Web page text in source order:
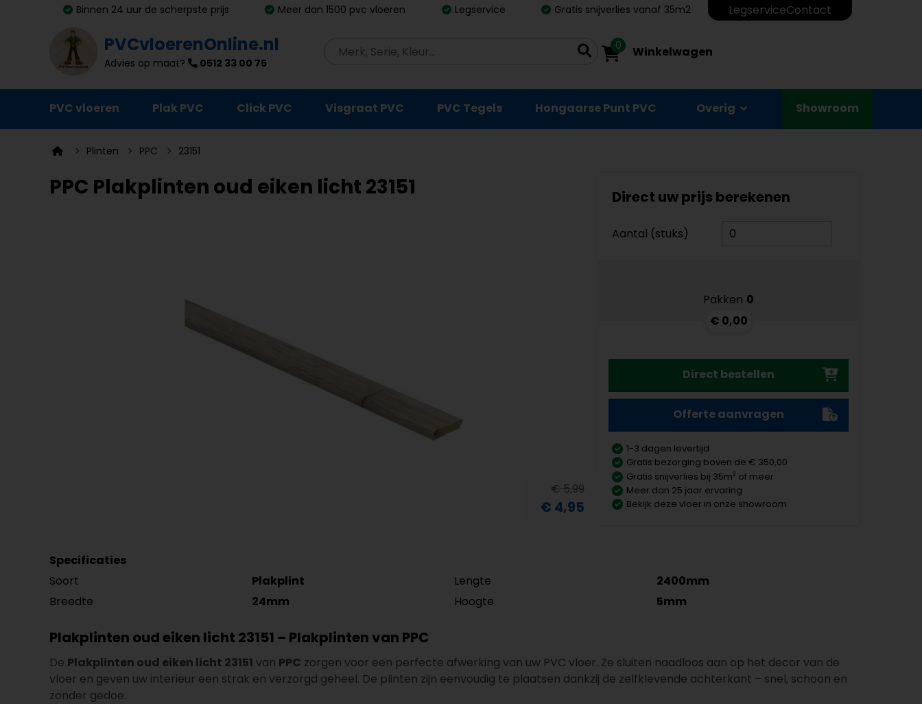
Binnen 24 uur de scherpste prijs Meer dan 1500 pvc vloeren Legservice Gratis snijverlies vanaf 35m2 LegserviceContact
PVCvloerenOnline.nl
Advies op maat? 0512 33 00 75
0 Winkelwagen
PVC vloeren Plak PVC Click PVC Visgraat PVC PVC Tegels Hongaarse Punt PVC Overig
Ondervloeren
Plinten
Showroom
Plinten PPC 23151
PPC Plakplinten oud eiken licht 23151
€ 5,99
€ 4,95
Direct uw prijs berekenen
Aantal (stuks)
Pakken 0
€ 0,00
Direct bestellen
Offerte aanvragen
1-3 dagen levertijd
Gratis bezorging boven de € 350,00
Gratis snijverlies bij 35m2 of meer
Meer dan 25 jaar ervaring
Bekijk deze vloer in onze showroom
Specificaties
Soort
Plakplint Lengte
2400mm
Breedte
24mm Hoogte 5mm
Plakplinten oud eiken licht 23151 – Plakplinten van PPC
De Plakplinten oud eiken licht 23151 van PPC zorgen voor een perfecte afwerking van uw PVC vloer. Ze sluiten naadloos aan op het decor van de
vloer en geven uw interieur een strak en verzorgd geheel. De plinten zijn eenvoudig te plaatsen dankzij de zelfklevende achterkant – snel, schoon en
zonder gedoe.